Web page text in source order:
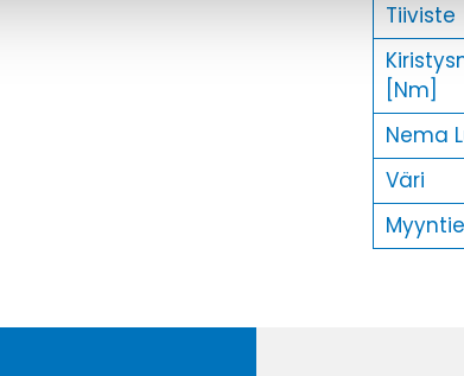
Tiiviste
[Nm]
Nema
Väri